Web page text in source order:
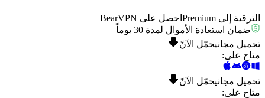
الترقية إلى Premium
احصل على BearVPN
ضمان استعادة الأموال لمدة 30 يوماً
تحميل مجانيحمّل الآنً
متاح على:
تحميل مجانيحمّل الآنً
متاح على: